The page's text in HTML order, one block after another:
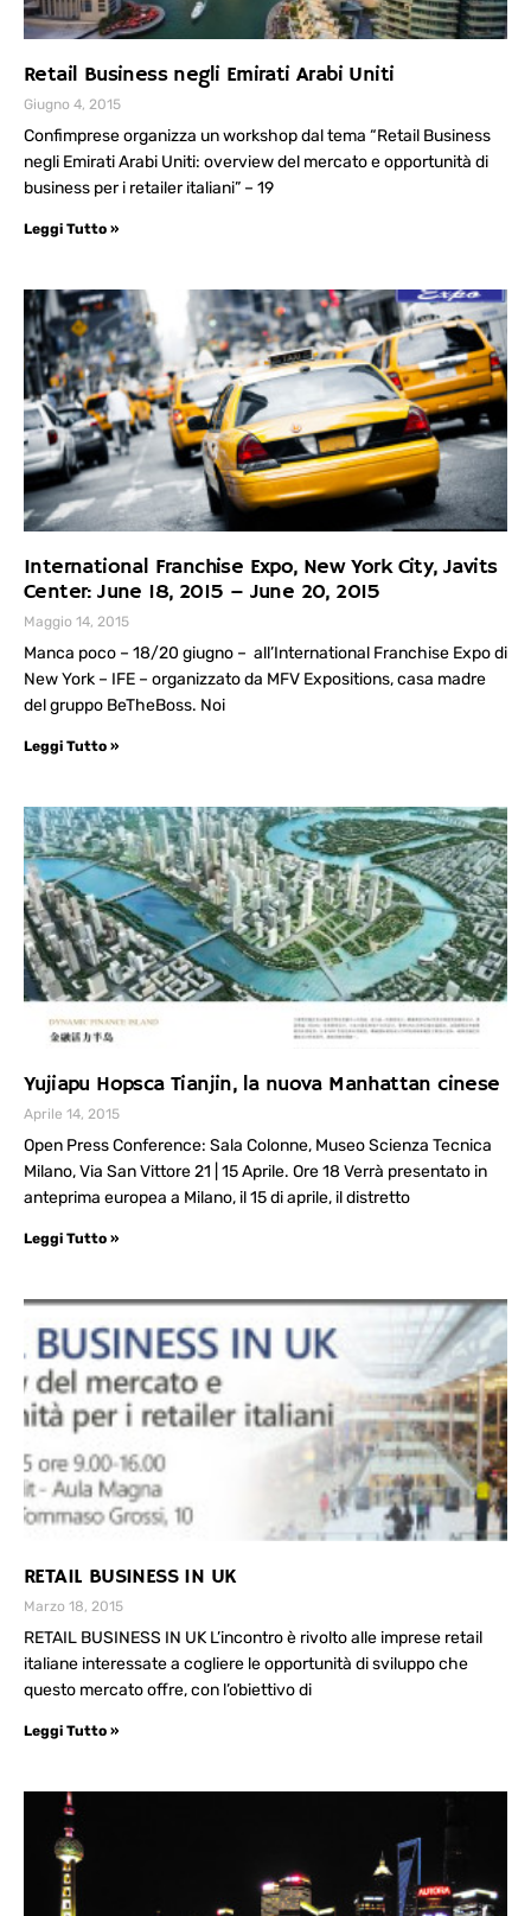
Retail Business negli Emirati Arabi Uniti
Giugno 4, 2015
Confimprese organizza un workshop dal tema “Retail Business
negli Emirati Arabi Uniti: overview del mercato e opportunità di
business per i retailer italiani” – 19
Leggi Tutto »
International Franchise Expo, New York City, Javits
Center: June 18, 2015 – June 20, 2015
Maggio 14, 2015
Manca poco – 18/20 giugno – all’International Franchise Expo di
New York – IFE – organizzato da MFV Expositions, casa madre
del gruppo BeTheBoss. Noi
Leggi Tutto »
Yujiapu Hopsca Tianjin, la nuova Manhattan cinese
Aprile 14, 2015
Open Press Conference: Sala Colonne, Museo Scienza Tecnica
Milano, Via San Vittore 21 | 15 Aprile. Ore 18 Verrà presentato in
anteprima europea a Milano, il 15 di aprile, il distretto
Leggi Tutto »
RETAIL BUSINESS IN UK
Marzo 18, 2015
RETAIL BUSINESS IN UK L’incontro è rivolto alle imprese retail
italiane interessate a cogliere le opportunità di sviluppo che
questo mercato offre, con l’obiettivo di
Leggi Tutto »